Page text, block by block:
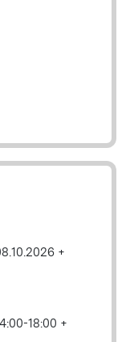
+
18:00 +